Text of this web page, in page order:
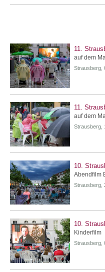
11.
auf dem
Strausberg,
11.
auf dem
Strausberg,
10.
Abendfilm
Strausberg,
10.
Kinderfilm
Strausberg,